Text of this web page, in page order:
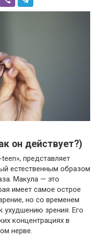
он действует?)
представляет
естественным образом
Макула — это
имеет самое острое
но со временем
ухудшению зрения. Его
концентрациях в
нерве.